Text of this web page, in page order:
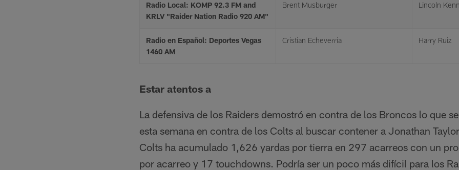
Radio Local: KOMP 92.3 FM and
KRLV "Raider Nation Radio 920 AM"
Brent Musburger Lincoln
Radio en Español: Deportes Vegas
1460 AM
Cristian Echeverria Harry Ruiz
Estar atentos a
La defensiva de los Raiders demostró en contra de los Broncos lo que
esta semana en contra de los Colts al buscar contener a Jonathan
Colts ha acumulado 1,626 yardas por tierra en 297 acarreos con un
por acarreo y 17 touchdowns. Podría ser un poco más difícil para los